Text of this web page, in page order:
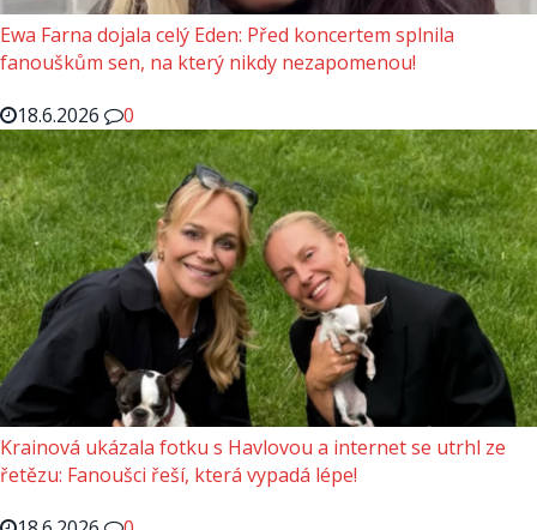
Ewa Farna dojala celý Eden: Před koncertem splnila
fanouškům sen, na který nikdy nezapomenou!
18.6.2026
0
Krainová ukázala fotku s Havlovou a internet se utrhl ze
řetězu: Fanoušci řeší, která vypadá lépe!